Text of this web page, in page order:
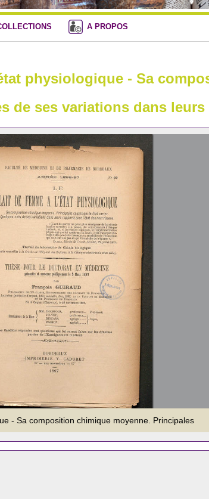
A PROPOS
physiologique - Sa
de ses variations dans